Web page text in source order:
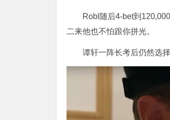
Robl随后4-bet到
二来他也不怕跟你拼光。
谭轩一阵长考后仍然选